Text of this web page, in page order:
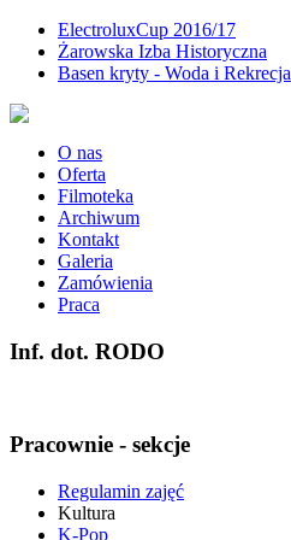
ElectroluxCup 2016/17
Żarowska Izba Historyczna
Basen kryty - Woda i Rekrecja
O nas
Oferta
Filmoteka
Archiwum
Kontakt
Galeria
Zamówienia
Praca
Inf. dot. RODO
Pracownie - sekcje
Regulamin zajęć
Kultura
K-Pop